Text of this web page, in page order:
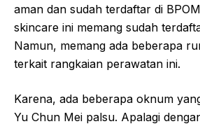
aman dan sudah terdaftar di
skincare ini memang sudah
Namun, memang ada beberapa
terkait rangkaian perawatan ini.
Karena, ada beberapa oknum
Yu Chun Mei palsu. Apalagi